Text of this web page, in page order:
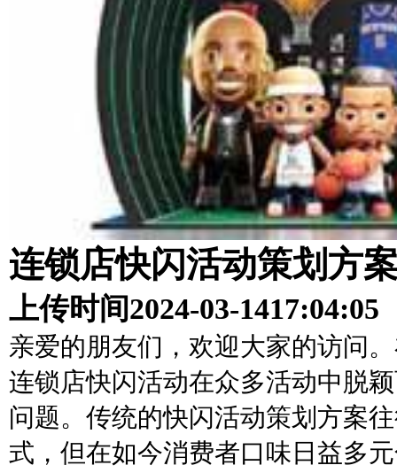
连锁店快闪活动策划方
上传时间2024-03-1417:04:05
亲爱的朋友们，欢迎大家的访问
连锁店快闪活动在众多活动中脱
问题。传统的快闪活动策划方案
式，但在如今消费者口味日益多